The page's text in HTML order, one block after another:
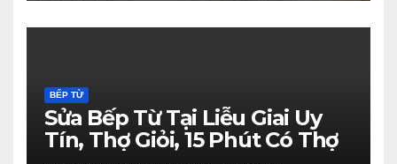
BẾP TỪ
Sửa Bếp Từ Tại Liễu Giai Uy
Tín, Thợ Giỏi, 15 Phút Có Thợ